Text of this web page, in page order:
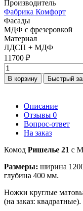
Производитель
Фабрика Комфорт
Фасады
МДФ с фрезеровкой
Материал
ЛДСП + МДФ
11700 ₽
В корзину Быстрый
Описание
Отзывы 0
Вопрос-ответ
На заказ
Комод Ришелье 21 с
Размеры: ширина
глубина 400 мм.
Ножки круглые
(на заказ: квадратные).